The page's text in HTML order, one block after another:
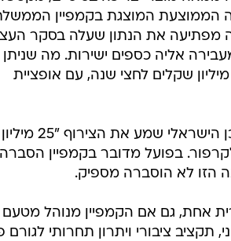
הממוצעת המוצגת בקמפיין
במידה מפתיעה את הנתון שעלה בסקר
אליה כספים ישירות. מה שניתן
לזוכה במכרז הוא קמפיין פרסום ממשלתי בהיקף של 25 מיליון שקלים לחצי שנה, עם אופציית
עד כאן הסיפור הרשמי. כאן מתחיל הקושי הציבורי. הצרכן הישראלי שמע את הצירוף "25 מיליון
בפועל מדובר בקמפיין הסברה
הזו לא הוסברה מספיק.
אחת, גם אם הקמפיין מנוהל מטעם
ציבורי ויתרון תחרותי לגורם